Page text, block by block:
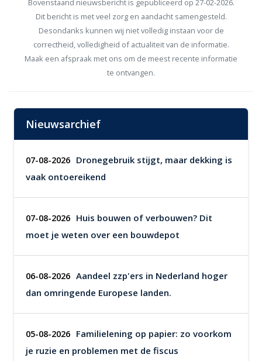
Bovenstaand nieuwsbericht is gepubliceerd op 27-02-2026.
Dit bericht is met veel zorg en aandacht samengesteld.
Desondanks kunnen wij niet volledig instaan voor de
correctheid, volledigheid of actualiteit van de informatie.
Maak een afspraak met ons om de meest recente informatie
te ontvangen.
Nieuwsarchief
07-08-2026 Dronegebruik stijgt, maar dekking is
vaak ontoereikend
07-08-2026 Huis bouwen of verbouwen? Dit
moet je weten over een bouwdepot
06-08-2026 Aandeel zzp'ers in Nederland hoger
dan omringende Europese landen.
05-08-2026 Familielening op papier: zo voorkom
je ruzie en problemen met de fiscus